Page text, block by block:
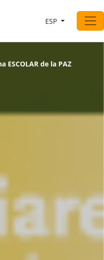
ESP
ESCOLAR de la PAZ